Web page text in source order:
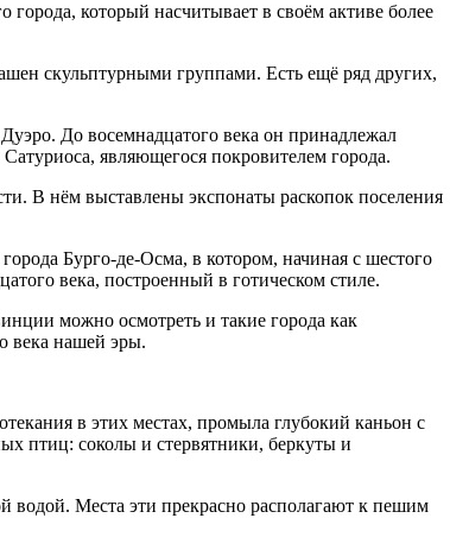
который насчитывает в своём активе более
скульптурными группами. Есть ещё ряд других,
До восемнадцатого века он принадлежал
являющегося покровителем города.
В нём выставлены экспонаты раскопок поселения
Бурго-де-Осма, в котором, начиная с шестого
века, построенный в готическом стиле.
можно осмотреть и такие города как
века нашей эры.
в этих местах, промыла глубокий каньон с
птиц: соколы и стервятники, беркуты и
водой. Места эти прекрасно располагают к пешим